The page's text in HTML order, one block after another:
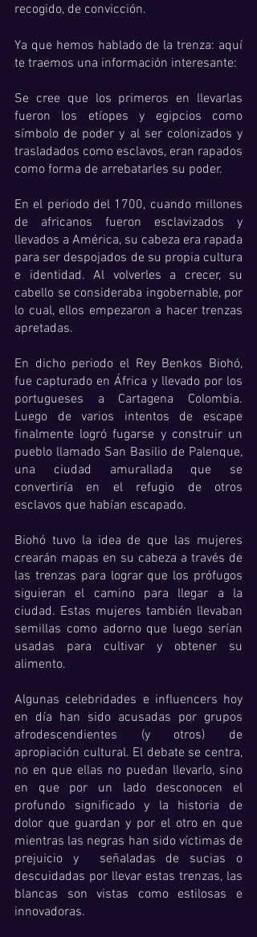
recogido, de convicción.
Ya que hemos hablado de la trenza: aquí
te traemos una información interesante:
Se cree que los primeros en llevarlas
fueron los etíopes y egipcios como
símbolo de poder y al ser colonizados y
trasladados como esclavos, eran rapados
como forma de arrebatarles su poder.
En el periodo del 1700, cuando millones
de africanos fueron esclavizados y
llevados a América, su cabeza era rapada
para ser despojados de su propia cultura
e identidad. Al volverles a crecer, su
cabello se consideraba ingobernable, por
lo cual, ellos empezaron a hacer trenzas
apretadas.
En dicho periodo el Rey Benkos Biohó,
fue capturado en África y llevado por los
portugueses a Cartagena Colombia.
Luego de varios intentos de escape
finalmente logró fugarse y construir un
pueblo llamado San Basilio de Palenque,
una ciudad amurallada que se
convertiría en el refugio de otros
esclavos que habían escapado.
Biohó tuvo la idea de que las mujeres
crearán mapas en su cabeza a través de
las trenzas para lograr que los prófugos
siguieran el camino para llegar a la
ciudad. Estas mujeres también llevaban
semillas como adorno que luego serían
usadas para cultivar y obtener su
alimento.
Algunas celebridades e influencers hoy
en día han sido acusadas por grupos
afrodescendientes (y otros) de
apropiación cultural. El debate se centra,
no en que ellas no puedan llevarlo, sino
en que por un lado desconocen el
profundo significado y la historia de
dolor que guardan y por el otro en que
mientras las negras han sido víctimas de
prejuicio y  señaladas de sucias o
descuidadas por llevar estas trenzas, las
blancas son vistas como estilosas e
innovadoras.